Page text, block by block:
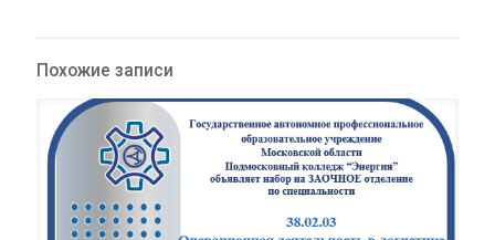
Похожие записи